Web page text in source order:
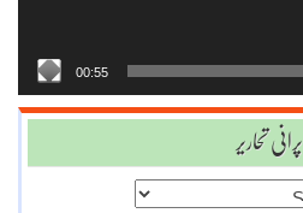
00:55
پرانی تحاریر